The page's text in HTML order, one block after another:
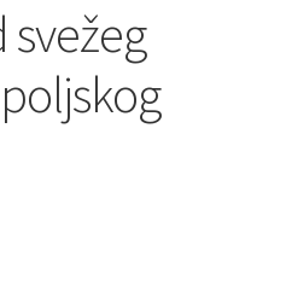
svežeg